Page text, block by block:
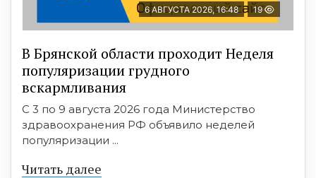
6 АВГУСТА 2026, 16:48 19
В Брянской области проходит Неделя
популяризации грудного
вскармливания
С 3 по 9 августа 2026 года Министерство
здравоохранения РФ объявило неделей
популяризации ...
Читать далее